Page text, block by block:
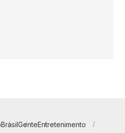
BrasilGenteEntretenimento